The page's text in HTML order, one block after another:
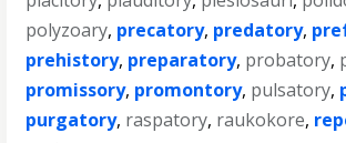
polyzoary, precatory, predatory,
prehistory, preparatory, probatory,
promissory, promontory, pulsatory,
purgatory, raspatory, raukokore,